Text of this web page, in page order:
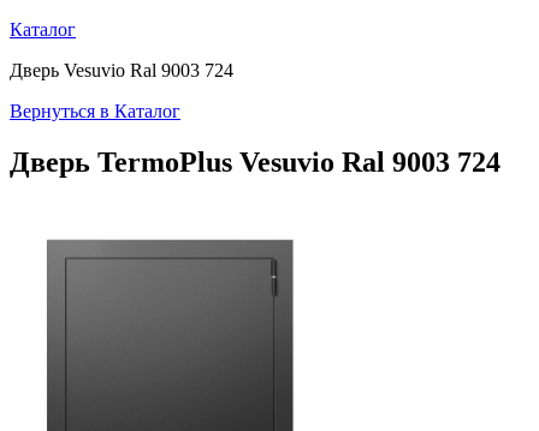
Каталог
Дверь Vesuvio Ral 9003 724
Вернуться в Каталог
Дверь TermoPlus Vesuvio Ral 9003 724